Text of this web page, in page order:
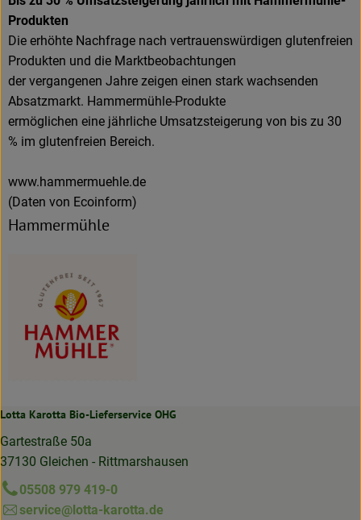
Produkten
Die erhöhte Nachfrage nach vertrauenswürdigen glutenfreien
Produkten und die Marktbeobachtungen
der vergangenen Jahre zeigen einen stark wachsenden
Absatzmarkt. Hammermühle-Produkte
ermöglichen eine jährliche Umsatzsteigerung von bis zu 30
% im glutenfreien Bereich.
www.hammermuehle.de
(Daten von Ecoinform)
Hammermühle
Lotta Karotta Bio-Lieferservice OHG
Gartestraße 50a
37130 Gleichen - Rittmarshausen
05508 979 419-0
service@lotta-karotta.de